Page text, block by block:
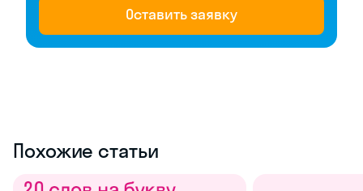
Оставить заявку
Похожие статьи